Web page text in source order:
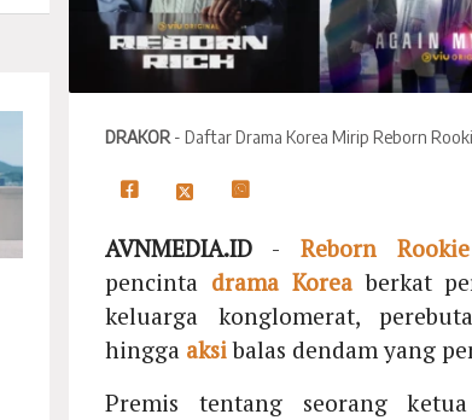
DRAKOR - Daftar Drama Korea Mirip Reborn
AVNMEDIA.ID - Reborn Rookie
pencinta drama Koreaberkat
keluarga konglomerat,
hingga aksibalas dendam yang
Premis tentang seorang